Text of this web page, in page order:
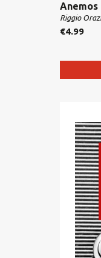
Anemos
Riggio
€4.99